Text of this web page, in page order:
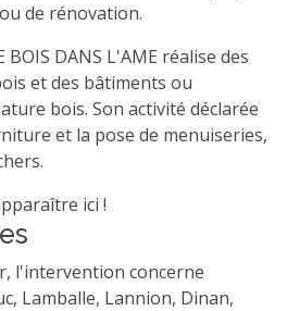
de rénovation.
DANS L'AME réalise des
et des bâtiments ou
bois. Son activité déclarée
et la pose de menuiseries,
ici !
l'intervention concerne
Lamballe, Lannion, Dinan,